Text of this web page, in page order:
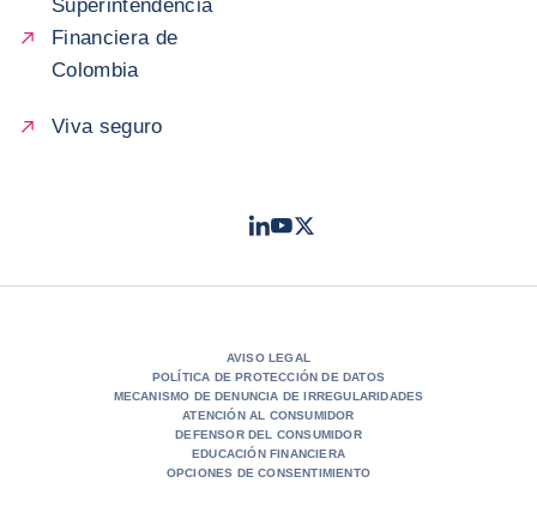
Superintendencia
Financiera de
Colombia
Viva seguro
LinkedIn
Youtube
Twitter
AVISO LEGAL
POLÍTICA DE PROTECCIÓN DE DATOS
MECANISMO DE DENUNCIA DE IRREGULARIDADES
ATENCIÓN AL CONSUMIDOR
DEFENSOR DEL CONSUMIDOR
EDUCACIÓN FINANCIERA
OPCIONES DE CONSENTIMIENTO